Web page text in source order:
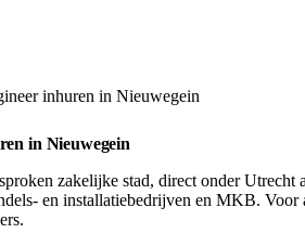
inhuren in Nieuwegein
in Nieuwegein
zakelijke stad, direct onder
en installatiebedrijven en MKB.